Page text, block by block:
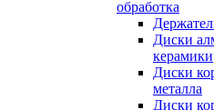
обработка
Диски
керамики
Диски
металла
Диски